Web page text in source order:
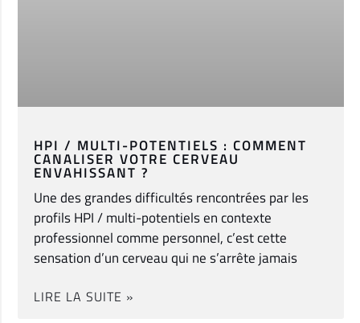
HPI / MULTI-POTENTIELS : COMMENT
CANALISER VOTRE CERVEAU
ENVAHISSANT ?
Une des grandes difficultés rencontrées par les
profils HPI / multi-potentiels en contexte
professionnel comme personnel, c’est cette
sensation d’un cerveau qui ne s’arrête jamais
LIRE LA SUITE »